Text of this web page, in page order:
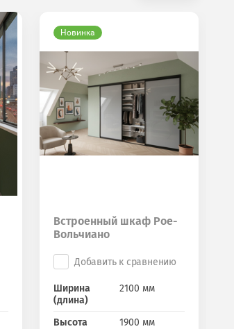
Новинка
Встроенный шкаф Рое-
Вольчиано
Добавить к сравнению
Ширина
(длина)
2100 мм
Высота
1900 мм